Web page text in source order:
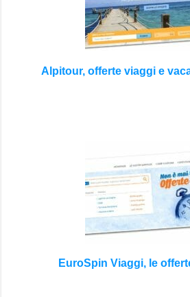
Alpitour, offerte viaggi e
EuroSpin Viaggi, le